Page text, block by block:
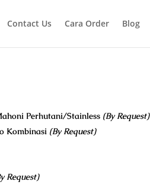
Contact Us Cara Order Blog
Perhutani/Stainless (By Request)
Kombinasi (By Request)
Request)